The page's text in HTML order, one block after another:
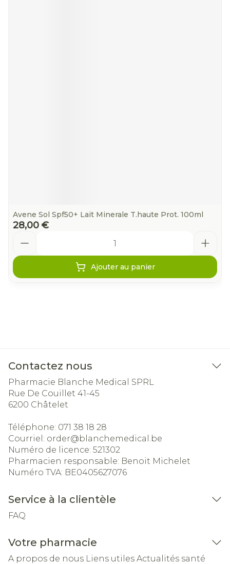
Avene Sol Spf50+ Lait Minerale T.haute Prot. 100ml
28,00 €
Ajouter au panier
Contactez nous
Pharmacie Blanche Medical SPRL
Rue De Couillet 41-45
6200 Châtelet
Téléphone: 071 38 18 28
Courriel: order@blanchemedical.be
Numéro de licence: 521302
Pharmacien responsable: Benoit Michelet
Numéro TVA: BE0405627076
Service à la clientèle
FAQ
Votre pharmacie
A propos de nous Liens utiles Actualités santé